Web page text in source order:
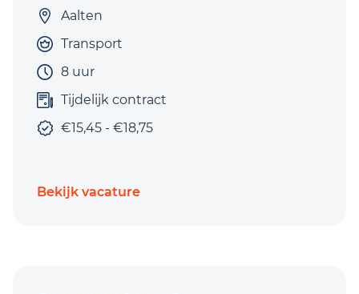
Aalten
Transport
8 uur
Tijdelijk contract
€15,45 - €18,75
Bekijk vacature